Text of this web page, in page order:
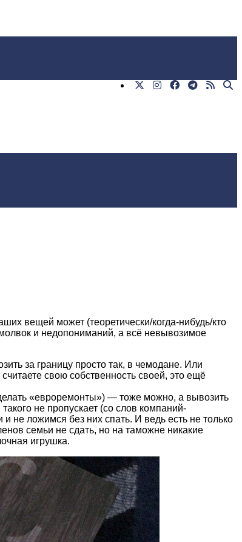
вещей может (теоретически/когда-нибудь/кто
и недопониманий, а всё невывозимое
за границу просто так, в чемодане. Или
свою собственность своей, это ещё
«евроремонты») — тоже можно, а вывозить
не пропускает (со слов компаний-
не ложимся без них спать. И ведь есть не только
семьи не сдать, но на таможне никакие
игрушка.